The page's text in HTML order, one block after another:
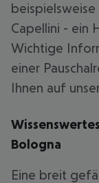
Capellini - ein
Wichtige
einer
Ihnen auf
Bologna
Eine breit